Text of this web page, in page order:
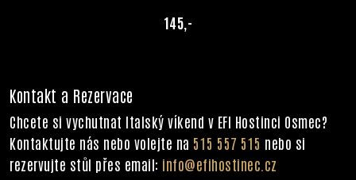
145,-
Kontakt a Rezervace
Chcete si vychutnat Italský víkend v EFI Hostinci Osmec?
Kontaktujte nás nebo volejte na 515 557 515 nebo si
rezervujte stůl přes email: info@efihostinec.cz